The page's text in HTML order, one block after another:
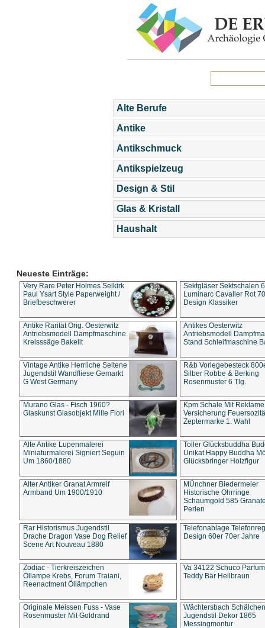
Alte Berufe
Antike
Antikschmuck
Antikspielzeug
Design & Stil
Glas & Kristall
Haushalt
Neueste Einträge:
Very Rare Peter Holmes Selkirk
Paul Ysart Style Paperweight /
Briefbeschwerer
Sektgläser Sektschalen
Luminarc Cavalier Rot
Design Klassiker
Antike Rarität Orig. Oesterwitz
Antriebsmodell Dampfmaschine
Kreisssäge Bakelit
Antikes Oesterwitz
Antriebsmodell
Stand Schleifmaschine
Vintage Antike Herrliche Seltene
Jugendstil Wandfliese Gemarkt
G West Germany
R&b Vorlegebesteck
Silber Robbe & Berking
Rosenmuster 6 Tlg.
Murano Glas - Fisch 1960?
Glaskunst Glasobjekt Mille Fiori
Kpm Schale Mit Reklame
Versicherung
Zeptermarke 1. Wahl
Alte Antike Lupenmalerei
Miniaturmalerei Signiert Seguin
Um 1860/1880
Toller Glücksbuddha
Unikat Happy Buddha
Glücksbringer Holzfigur
Alter Antiker Granat Armreif
Armband Um 1900/1910
MÜnchner Biedermeier
Historische Ohrringe
Schaumgold 585
Perlen
Rar Historismus Jugendstil
Drache Dragon Vase Dog Relief
Scene Art Nouveau 1880
Telefonablage
Design 60er 70er Jahre
Zodiac - Tierkreiszeichen
Öllampe Krebs, Forum Traiani,
Reenactment Öllämpchen
Va 34122 Schuco
Teddy Bär Hellbraun
Originale Meissen Fuss - Vase
Rosenmuster Mit Goldrand
Wächtersbach Schälchen
Jugendstil Dekor 1865
Messingmontur